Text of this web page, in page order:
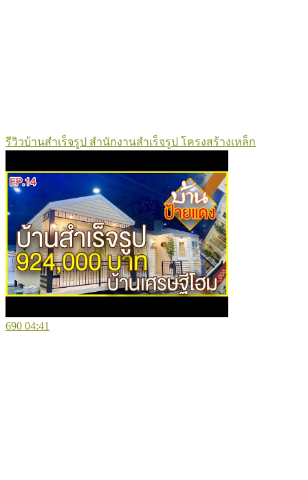
รีวิวบ้านสำเร็จรูป สำนักงานสำเร็จรูป โครงสร้างเหล็ก
690 04:41